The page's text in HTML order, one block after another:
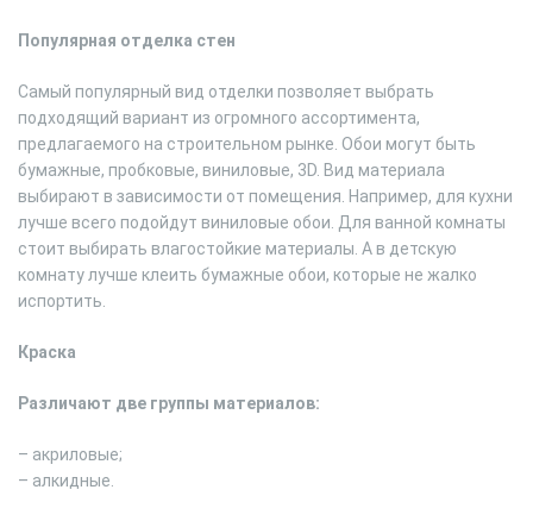
Популярная отделка стен
Самый популярный вид отделки позволяет выбрать
подходящий вариант из огромного ассортимента,
предлагаемого на строительном рынке. Обои могут быть
бумажные, пробковые, виниловые, 3D. Вид материала
выбирают в зависимости от помещения. Например, для кухни
лучше всего подойдут виниловые обои. Для ванной комнаты
стоит выбирать влагостойкие материалы. А в детскую
комнату лучше клеить бумажные обои, которые не жалко
испортить.
Краска
Различают две группы материалов:
– акриловые;
– алкидные.